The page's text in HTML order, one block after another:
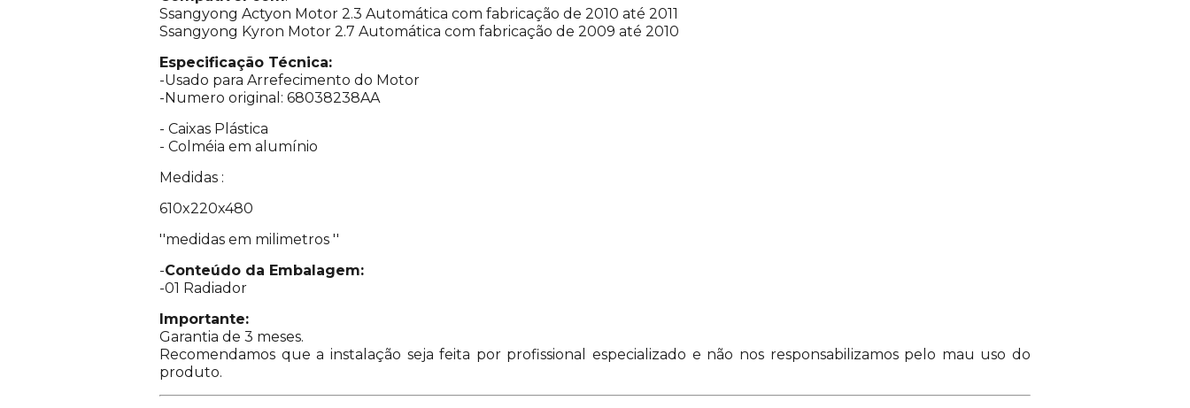
Ssangyong Actyon Motor 2.3 Automática com fabricação de 2010 até 2011
Ssangyong Kyron Motor 2.7 Automática com fabricação de 2009 até 2010
Especificação Técnica:
-Usado para Arrefecimento do Motor
-Numero original: 68038238AA
- Caixas Plástica
- Colméia em alumínio
Medidas :
610x220x480
''medidas em milimetros ''
-Conteúdo da Embalagem:
-01 Radiador
Importante:
Garantia de 3 meses.
Recomendamos que a instalação seja feita por profissional especializado e não nos responsabilizamos pelo mau uso do
produto.